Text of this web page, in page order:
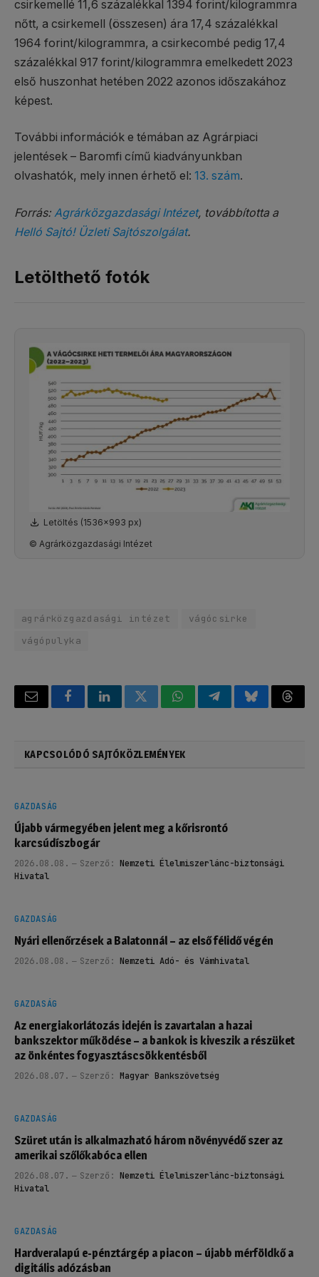
csirkemellé 11,6 százalékkal 1394 forint/kilogrammra
nőtt, a csirkemell (összesen) ára 17,4 százalékkal
1964 forint/kilogrammra, a csirkecombé pedig 17,4
százalékkal 917 forint/kilogrammra emelkedett 2023
első huszonhat hetében 2022 azonos időszakához
képest.
További információk e témában az Agrárpiaci
jelentések – Baromfi című kiadványunkban
olvashatók, mely innen érhető el: 13. szám.
Forrás: Agrárközgazdasági Intézet, továbbította a
Helló Sajtó! Üzleti Sajtószolgálat.
Letölthető fotók
Letöltés (1536x993 px)
© Agrárközgazdasági Intézet
agrárközgazdasági intézet
vágócsirke
vágópulyka
Email FacebookLinkedInTwitterWhatsAppTelegramBluesky
KAPCSOLÓDÓ SAJTÓKÖZLEMÉNYEK
GAZDASÁG
Újabb vármegyében jelent meg a kőrisrontó
karcsúdíszbogár
2026.08.08. Szerző: Nemzeti Élelmiszerlánc-biztonsági
Hivatal
GAZDASÁG
Nyári ellenőrzések a Balatonnál – az első félidő végén
2026.08.08. Szerző: Nemzeti Adó- és Vámhivatal
GAZDASÁG
Az energiakorlátozás idején is zavartalan a hazai
bankszektor működése – a bankok is kiveszik a részüket
az önkéntes fogyasztáscsökkentésből
2026.08.07. Szerző: Magyar Bankszövetség
GAZDASÁG
Szüret után is alkalmazható három növényvédő szer az
amerikai szőlőkabóca ellen
2026.08.07. Szerző: Nemzeti Élelmiszerlánc-biztonsági
Hivatal
GAZDASÁG
Hardveralapú e-pénztárgép a piacon – újabb mérföldkő a
digitális adózásban